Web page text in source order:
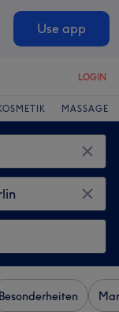
Use app
LOGIN
MASSAGE
Besonderheiten